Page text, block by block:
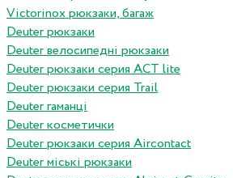
Victorinox рюкзаки, багаж
Deuter рюкзаки
Deuter велосипедні рюкзаки
Deuter рюкзаки серия ACT lite
Deuter рюкзаки серия Trail
Deuter гаманці
Deuter косметички
Deuter рюкзаки серия Aircontact
Deuter міські рюкзаки